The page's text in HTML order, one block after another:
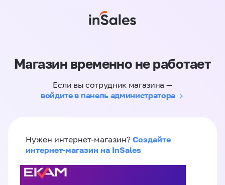
Магазин временно не работает
Если вы сотрудник магазина —
войдите в панель администратора
Нужен интернет-магазин? Создайте
интернет-магазин на InSales